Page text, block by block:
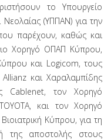
το Υπουργείο
Νεολαίας (ΥΠΠΑΝ) για την
παρέχουν, καθώς και
Χορηγό ΟΠΑΠ Κύπρου,
και Logicom, τους
και Χαραλαμπίδης
Cablenet, τον Χορηγό
και τον Χορηγό
Κύπρου, για τη
της αποστολής στους